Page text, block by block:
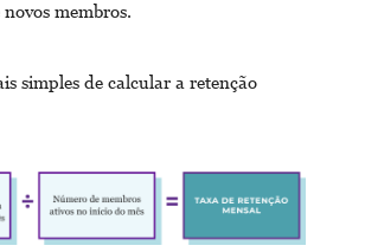
membros.
simples de calcular a retenção